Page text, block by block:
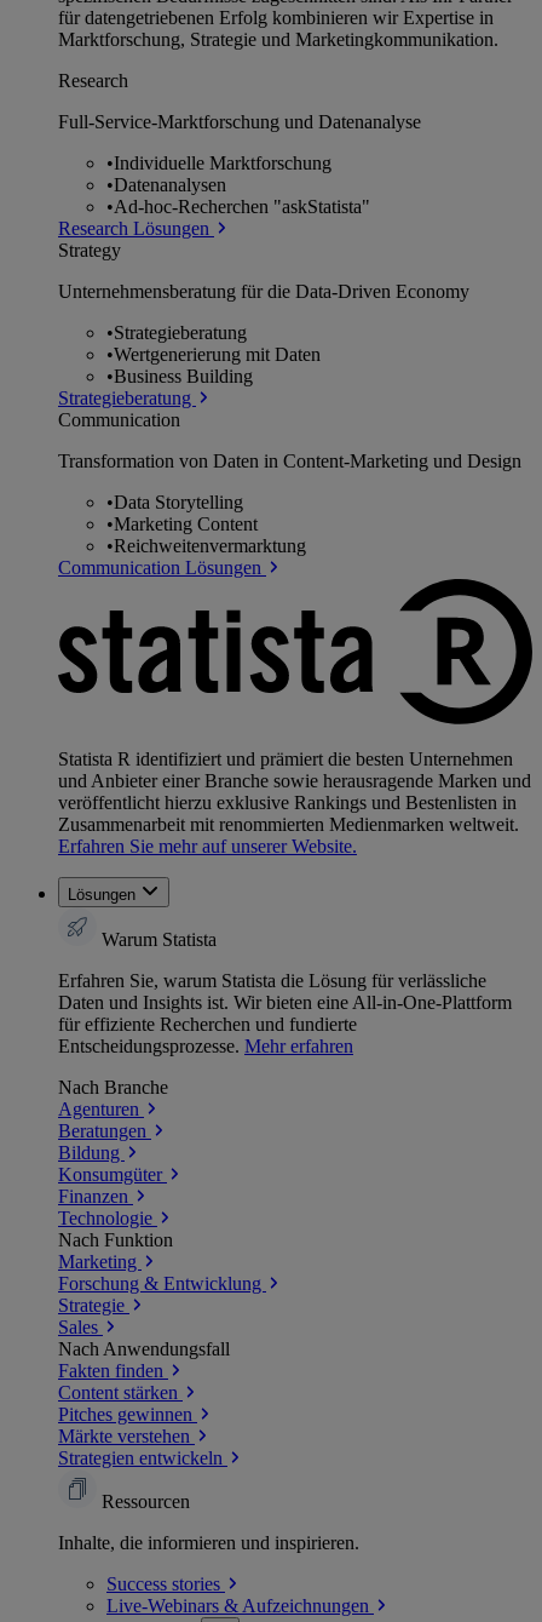
für datengetriebenen Erfolg kombinieren wir Expertise in
Marktforschung, Strategie und Marketingkommunikation.
Research
Full-Service-Marktforschung und Datenanalyse
•Individuelle Marktforschung
•Datenanalysen
•Ad-hoc-Recherchen "askStatista"
Research Lösungen
Strategy
Unternehmens­beratung für die Data-Driven Economy
•Strategieberatung
•Wertgenerierung mit Daten
•Business Building
Strategieberatung
Communication
Transformation von Daten in Content-Marketing und Design
•Data Storytelling
•Marketing Content
•Reichweitenvermarktung
Communication Lösungen
Statista R identifiziert und prämiert die besten Unternehmen
und Anbieter einer Branche sowie herausragende Marken und
veröffentlicht hierzu exklusive Rankings und Bestenlisten in
Zusammenarbeit mit renommierten Medienmarken weltweit.
Erfahren Sie mehr auf unserer Website.
Lösungen
Warum Statista
Erfahren Sie, warum Statista die Lösung für verlässliche
Daten und Insights ist. Wir bieten eine All-in-One-Plattform
für effiziente Recherchen und fundierte
Entscheidungsprozesse. Mehr erfahren
Nach Branche
Agenturen
Beratungen
Bildung
Konsumgüter
Finanzen
Technologie
Nach Funktion
Marketing
Forschung & Entwicklung
Strategie
Sales
Nach Anwendungsfall
Fakten finden
Content stärken
Pitches gewinnen
Märkte verstehen
Strategien entwickeln
Ressourcen
Inhalte, die informieren und inspirieren.
Success stories
Live-Webinars & Aufzeichnungen